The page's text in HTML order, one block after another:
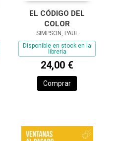
EL CÓDIGO DEL
COLOR
SIMPSON, PAUL
Disponible en stock en la
librería
24,00 €
Comprar